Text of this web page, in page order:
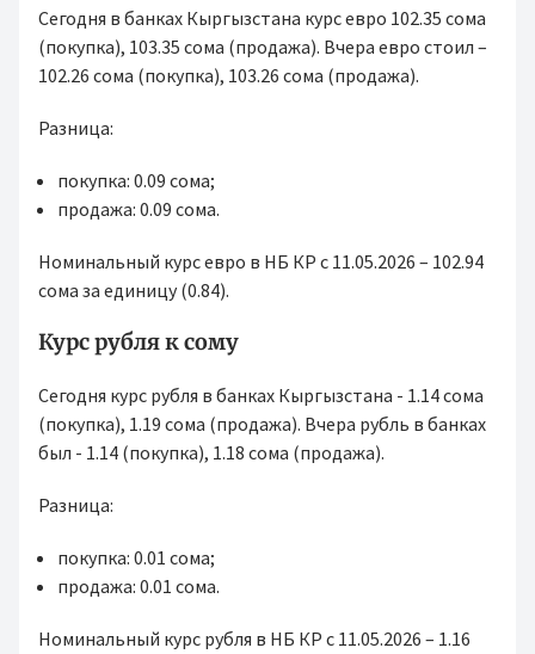
Сегодня в банках Кыргызстана курс евро 102.35 сома
(покупка), 103.35 сома (продажа). Вчера евро стоил –
102.26 сома (покупка), 103.26 сома (продажа).
Разница:
покупка: 0.09 сома;
продажа: 0.09 сома.
Номинальный курс евро в НБ КР с 11.05.2026 – 102.94
сома за единицу (0.84).
Курс рубля к сому
Сегодня курс рубля в банках Кыргызстана - 1.14 сома
(покупка), 1.19 сома (продажа). Вчера рубль в банках
был - 1.14 (покупка), 1.18 сома (продажа).
Разница:
покупка: 0.01 сома;
продажа: 0.01 сома.
Номинальный курс рубля в НБ КР с 11.05.2026 – 1.16